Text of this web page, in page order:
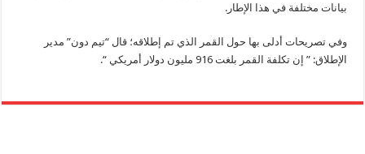
بيانات مختلفة في هذا الإطار.
وفي تصريحات أدلى بها حول القمر الذي تم إطلاقه؛ قال “تيم دون” مدير
الإطلاق: ” إن تكلفة القمر بلغت 916 مليون دولار أمريكي “.